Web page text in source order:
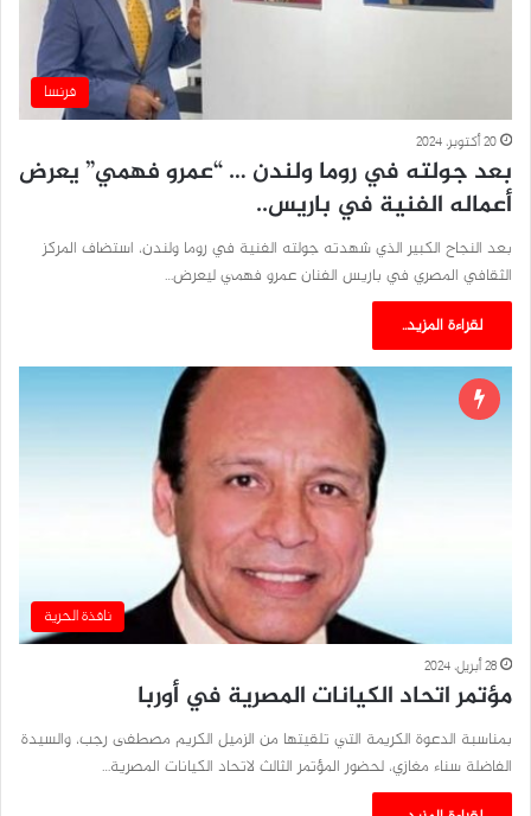
فرنسا
20 أكتوبر، 2024
بعد جولته في روما ولندن … “عمرو فهمي” يعرض
أعماله الفنية في باريس..
بعد النجاح الكبير الذي شهدته جولته الفنية في روما ولندن، استضاف المركز
الثقافي المصري في باريس الفنان عمرو فهمي ليعرض…
لقراءة المزيد..
نافذة الحرية
28 أبريل، 2024
مؤتمر اتحاد الكيانات المصرية في أوربا
بمناسبة الدعوة الكريمة التي تلقيتها من الزميل الكريم مصطفى رجب، والسيدة
الفاضلة سناء مغازي، لحضور المؤتمر الثالث لاتحاد الكيانات المصرية…